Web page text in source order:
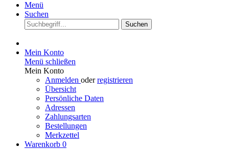
Menü
Suchen
Suchen
Mein Konto
Menü schließen
Mein Konto
Anmelden oderregistrieren
Übersicht
Persönliche Daten
Adressen
Zahlungsarten
Bestellungen
Merkzettel
Warenkorb 0